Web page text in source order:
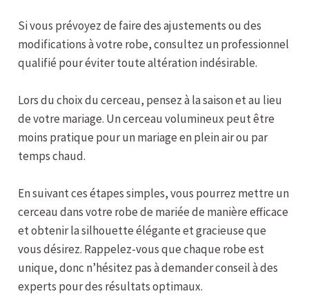
Si vous prévoyez de faire des ajustements ou des
modifications à votre robe, consultez un professionnel
qualifié pour éviter toute altération indésirable.
Lors du choix du cerceau, pensez à la saison et au lieu
de votre mariage. Un cerceau volumineux peut être
moins pratique pour un mariage en plein air ou par
temps chaud.
En suivant ces étapes simples, vous pourrez mettre un
cerceau dans votre robe de mariée de manière efficace
et obtenir la silhouette élégante et gracieuse que
vous désirez. Rappelez-vous que chaque robe est
unique, donc n’hésitez pas à demander conseil à des
experts pour des résultats optimaux.